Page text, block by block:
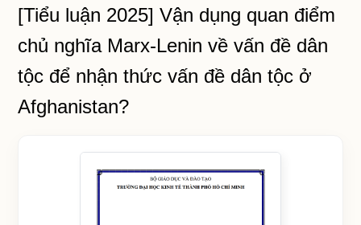
[Tiểu luận 2025] Vận dụng quan điểm
chủ nghĩa Marx-Lenin về vấn đề dân
tộc để nhận thức vấn đề dân tộc ở
Afghanistan?